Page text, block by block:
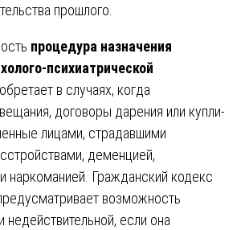
прошлого.
процедура назначения
психиатрической
в случаях, когда
договоры дарения или купли-
лицами, страдавшими
деменцией,
наркоманией. Гражданский кодекс
возможность
недействительной, если она